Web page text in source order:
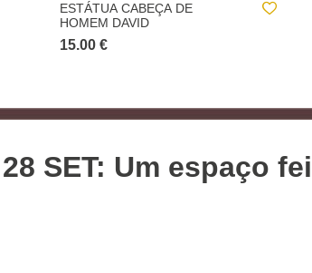
CASTIÇAL UMA BEGE EM
MADEIRA 23,5CM
8.00 €
28 SET: Um espaço